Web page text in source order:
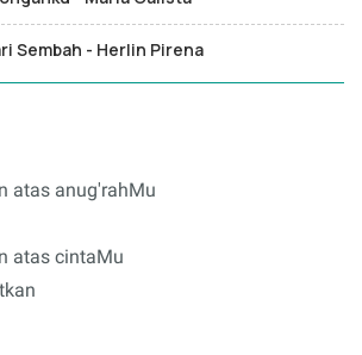
Sembah - Herlin Pirena
atas anug'rahMu
atas cintaMu